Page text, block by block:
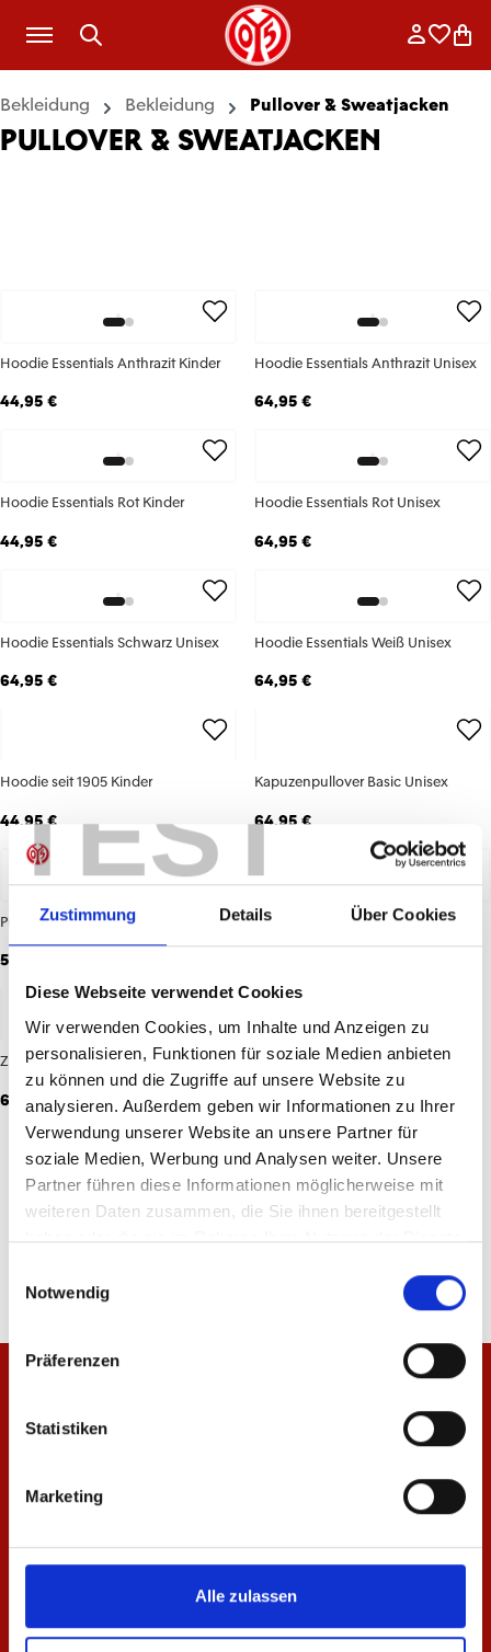
TEST
Zustimmung Details Über Cookies
Diese Webseite verwendet Cookies
Wir verwenden Cookies, um Inhalte und Anzeigen zu
personalisieren, Funktionen für soziale Medien anbieten
zu können und die Zugriffe auf unsere Website zu
analysieren. Außerdem geben wir Informationen zu Ihrer
Verwendung unserer Website an unsere Partner für
soziale Medien, Werbung und Analysen weiter. Unsere
Partner führen diese Informationen möglicherweise mit
weiteren Daten zusammen, die Sie ihnen bereitgestellt
haben oder die sie im Rahmen Ihrer Nutzung der Dienste
Notwendig
Präferenzen
Statistiken
Marketing
Alle zulassen
Zum Hauptinhalt springen
Bekleidung Bekleidung Pullover & Sweatjacken
PULLOVER & SWEATJACKEN
Hoodie Essentials Anthrazit Kinder
44,95 €
Hoodie Essentials Anthrazit Unisex
64,95 €
Hoodie Essentials Rot Kinder
44,95 €
Hoodie Essentials Rot Unisex
64,95 €
Hoodie Essentials Schwarz Unisex
64,95 €
Hoodie Essentials Weiß Unisex
64,95 €
Hoodie seit 1905 Kinder
44,95 €
Kapuzenpullover Basic Unisex
64,95 €
Pullover Essentials Navy Unisex
59,95 €
Pullover Essentials Schwarz Unisex
Zip Hoodie Basic Unisex
64,95 €
11